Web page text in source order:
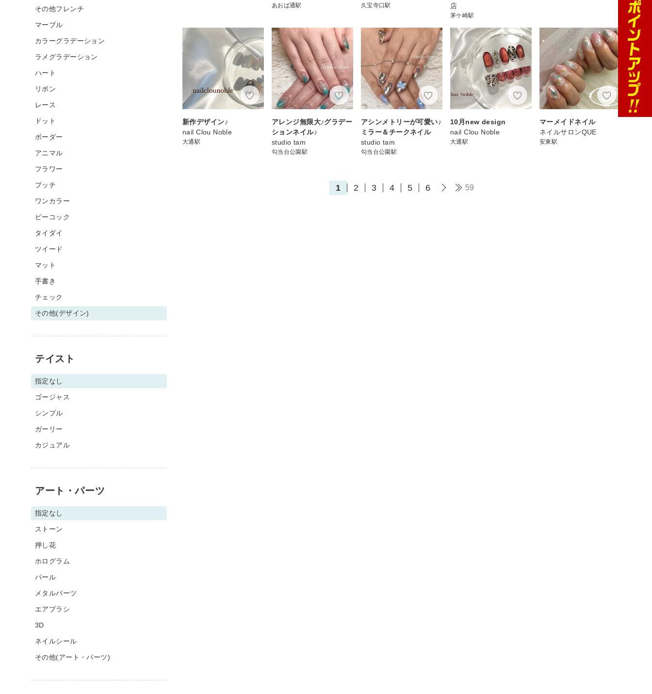
あおば通駅 久宝寺口駅
店
茅ケ崎駅
新作デザイン♪
nail Clou Noble
大通駅
アレンジ無限大♪グラデー
ションネイル♪
studio tam
勾当台公園駅
アシンメトリーが可愛い♪
ミラー＆チークネイル
studio tam
勾当台公園駅
10月new design
nail Clou Noble
大通駅
マーメイドネイル
ネイルサロンQUE
安東駅
1 2 3 4 5 6 59
その他フレンチ
マーブル
カラーグラデーション
ラメグラデーション
ハート
リボン
レース
ドット
ボーダー
アニマル
フラワー
プッチ
ワンカラー
ピーコック
タイダイ
ツイード
マット
手書き
チェック
その他(デザイン)
テイスト
指定なし
ゴージャス
シンプル
ガーリー
カジュアル
アート・パーツ
指定なし
ストーン
押し花
ホログラム
パール
メタルパーツ
エアブラシ
3D
ネイルシール
その他(アート・パーツ)